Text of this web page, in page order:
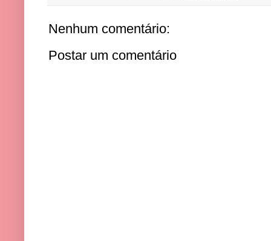
Nenhum comentário:
Postar um comentário